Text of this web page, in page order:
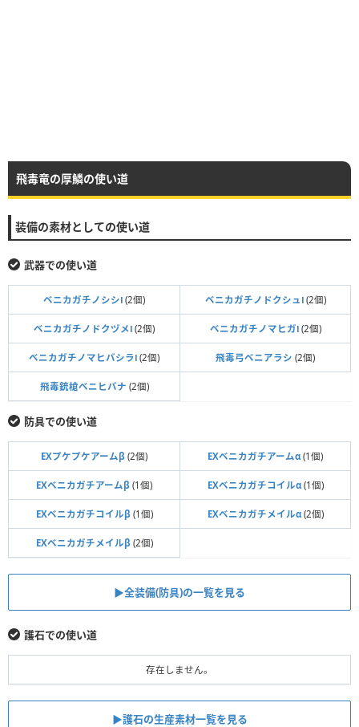
飛毒竜の厚鱗の使い道
装備の素材としての使い道
武器での使い道
ベニカガチノシシⅠ (2個) ベニカガチノドクシュⅠ(2個)
ベニカガチノドクヅメⅠ (2個) ベニカガチノマヒガⅠ(2個)
ベニカガチノマヒバシラⅠ (2個) 飛毒弓ベニアラシ (2個)
飛毒銃槍ベニヒバナ (2個)
防具での使い道
EXプケプケアームβ (2個) EXベニカガチアームα(1個)
EXベニカガチアームβ (1個) EXベニカガチコイルα(1個)
EXベニカガチコイルβ(1個) EXベニカガチメイルα(2個)
EXベニカガチメイルβ(2個)
▶全装備(防具)の一覧を見る
護石での使い道
存在しません。
▶護石の生産素材一覧を見る